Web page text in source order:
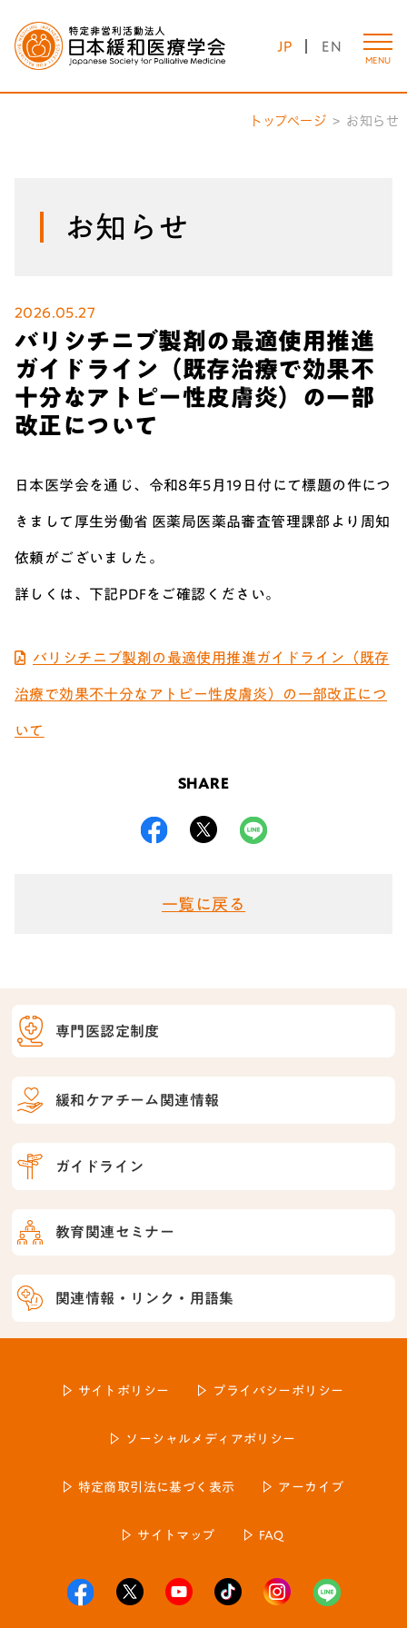
JP EN
MENU
トップページ お知らせ
専門医認定制度
緩和ケアチーム関連情報
ガイドライン
教育関連セミナー
関連情報・リンク・用語集
お知らせ
2026.05.27
バリシチニブ製剤の最適使用推進
ガイドライン（既存治療で効果不
十分なアトピー性皮膚炎）の一部
改正について
日本医学会を通じ、 令和8年5月19日付にて標題の件につ
きまして厚生労働省 医薬局医薬品審査管理課部より周知
依頼がございました。
詳しくは、下記PDFをご確認ください。
バリシチニブ製剤の最適使用推進ガイドライン（既存
治療で効果不十分なアトピー性皮膚炎）の一部改正につ
いて
SHARE
一覧に戻る
サイトポリシー プライバシーポリシー
ソーシャルメディアポリシー
特定商取引法に基づく表示 アーカイブ
サイトマップ FAQ